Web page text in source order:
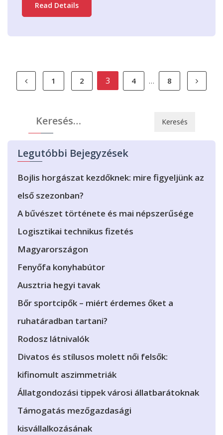
Read Details
Bejegyzések
lapozása
1 2 3 4 … 8
Keresés:
Legutóbbi Bejegyzések
Bojlis horgászat kezdőknek: mire figyeljünk az
első szezonban?
A bűvészet története és mai népszerűsége
Logisztikai technikus fizetés
Magyarországon
Fenyőfa konyhabútor
Ausztria hegyi tavak
Bőr sportcipők – miért érdemes őket a
ruhatáradban tartani?
Rodosz látnivalók
Divatos és stílusos molett női felsők:
kifinomult aszimmetriák
Állatgondozási tippek városi állatbarátoknak
Támogatás mezőgazdasági
kisvállalkozásának